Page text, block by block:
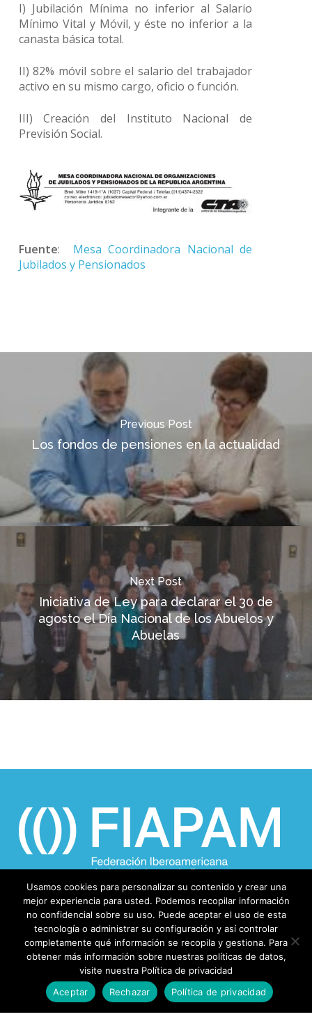
I) Jubilación Mínima no inferior al Salario
Mínimo Vital y Móvil, y éste no inferior a la
canasta básica total.
II) 82% móvil sobre el salario del trabajador
activo en su mismo cargo, oficio o función.
III) Creación del Instituto Nacional de
Previsión Social.
Fuente: Mesa Coordinadora Nacional de
Jubilados y Pensionados
Previous Post
Los fondos de pensiones en la actualidad
Next Post
Iniciativa de Ley para declarar el 30 de
agosto el Día Nacional de los Abuelos y
Abuelas
Usamos cookies para personalizar su contenido y crear una
mejor experiencia para usted. Podemos recopilar información
no confidencial sobre su uso. Puede aceptar el uso de esta
tecnología o administrar su configuración y así controlar
completamente qué información se recopila y gestiona. Para
obtener más información sobre nuestras políticas de datos,
visite nuestra Política de privacidad
Aceptar
Rechazar Política de privacidad